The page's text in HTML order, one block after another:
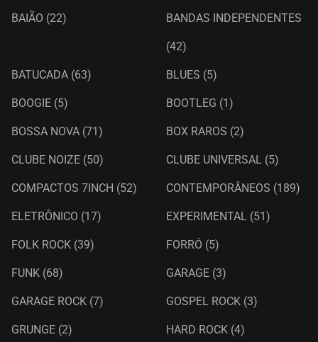
BAIÃO (22) BANDAS INDEPENDENTES
(42)
BATUCADA (63) BLUES (5)
BOOGIE (5) BOOTLEG (1)
BOSSA NOVA (71) BOX RAROS (2)
CLUBE NOIZE (50) CLUBE UNIVERSAL (5)
COMPACTOS 7INCH (52) CONTEMPORÂNEOS (189)
ELETRÔNICO (17) EXPERIMENTAL (51)
FOLK ROCK (39) FORRÓ (5)
FUNK (68) GARAGE (3)
GARAGE ROCK (7) GOSPEL ROCK (3)
GRUNGE (2) HARD ROCK (4)